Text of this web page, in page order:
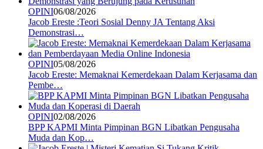
OPINI06/08/2026
Jacob Ereste :Teori Sosial Denny JA Tentang Aksi
Demonstrasi…
OPINI05/08/2026
Jacob Ereste: Memaknai Kemerdekaan Dalam Kerjasama dan
Pembe…
OPINI02/08/2026
BPP KAPMI Minta Pimpinan BGN Libatkan Pengusaha
Muda dan Kop…